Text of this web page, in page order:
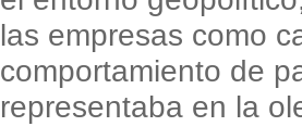
las empresas como
comportamiento de
representaba en la